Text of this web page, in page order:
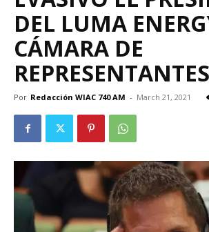
DEL LUMA
CÁMARA DE
REPRESENTANTES
Por Redacción WIAC 740 AM - March 21, 2021